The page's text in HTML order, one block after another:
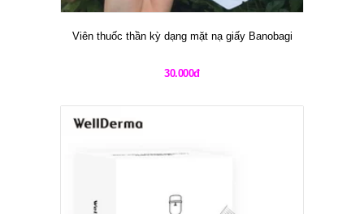
Viên thuốc thần kỳ dạng mặt nạ giấy Banobagi
30.000đ